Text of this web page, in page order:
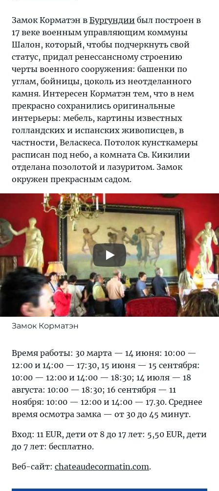
Замок Корматэн в Бургундии был построен в
17 веке военным управляющим коммуны
Шалон, который, чтобы подчеркнуть свой
статус, придал ренессансному строению
черты военного сооружения: башенки по
углам, бойницы, цоколь из неотделанного
камня. Интересен Корматэн тем, что в нем
прекрасно сохранились оригинальные
интерьеры: мебель, картины известных
голландских и испанских живописцев, в
частности, Веласкеса. Потолок кунсткамеры
расписан под небо, а комната Св. Кикилии
отделана позолотой и лазуритом. Замок
окружен прекрасным садом.
Замок Корматэн
Время работы: 30 марта — 14 июня: 10:00 —
12:00 и 14:00 — 17:30, 15 июня — 15 сентября:
10:00 — 12:00 и 14:00 — 18:30; 14 июля — 18
августа: 10:00 — 18:30; 16 сентября — 11
ноября: 10:00 — 12:00 и 14:00 — 17.30. Среднее
время осмотра замка — от 30 до 45 минут.
Вход: 11 EUR, дети от 8 до 17 лет: 5,50 EUR, дети
до 7 лет: бесплатно.
Веб-сайт: chateaudecormatin.com.